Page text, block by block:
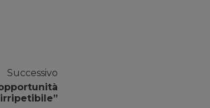
Successivo
irripetibile”